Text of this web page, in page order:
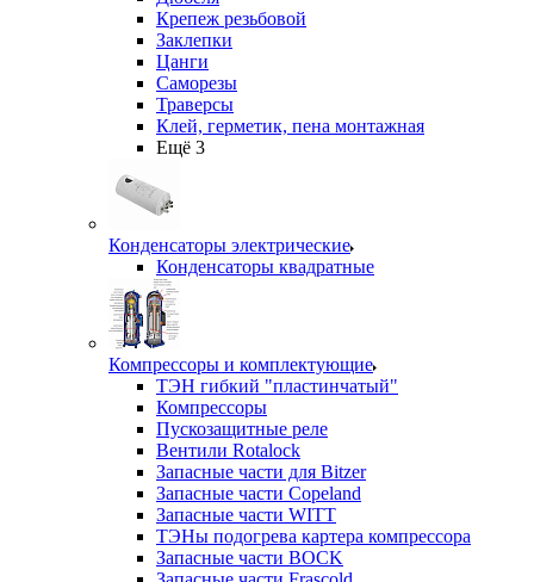
Крепеж резьбовой
Заклепки
Цанги
Саморезы
Траверсы
Клей, герметик, пена монтажная
Ещё 3
Конденсаторы электрические
Конденсаторы квадратные
Компрессоры и комплектующие
ТЭН гибкий "пластинчатый"
Компрессоры
Пускозащитные реле
Вентили Rotalock
Запасные части для Bitzer
Запасные части Copeland
Запасные части WITT
ТЭНы подогрева картера компрессора
Запасные части BOCK